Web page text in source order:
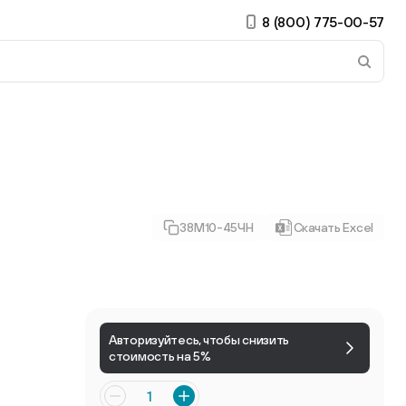
8 (800) 775-00-57
38М10-45ЧН Скачать Excel
Авторизуйтесь, чтобы снизить
стоимость на 5%
Есть учётная запись?